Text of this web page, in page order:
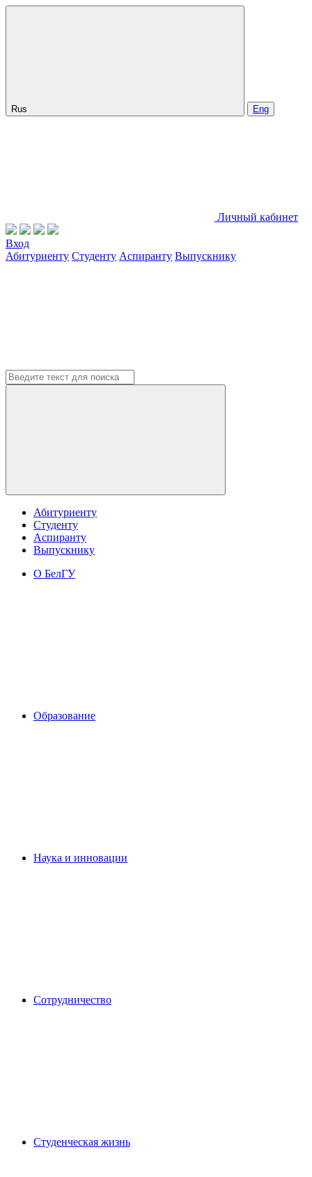
Rus Eng
Личный кабинет
Вход
Абитуриенту Студенту Аспиранту Выпускнику
Абитуриенту
Студенту
Аспиранту
Выпускнику
О БелГУ
Образование
Наука и инновации
Сотрудничество
Студенческая жизнь